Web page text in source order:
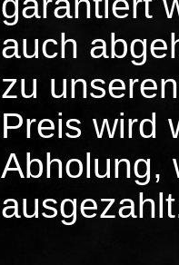
auch
zu
Preis wird
Abholung,